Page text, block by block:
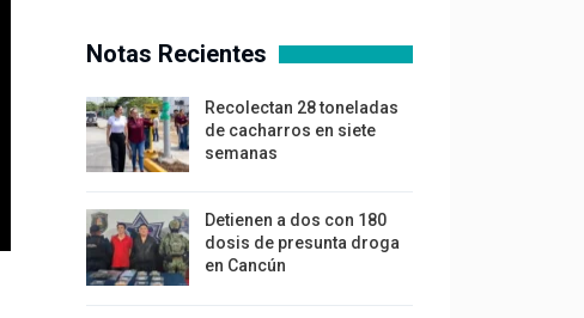
Notas Recientes
Recolectan 28 toneladas
de cacharros en siete
semanas
Detienen a dos con 180
dosis de presunta droga
en Cancún